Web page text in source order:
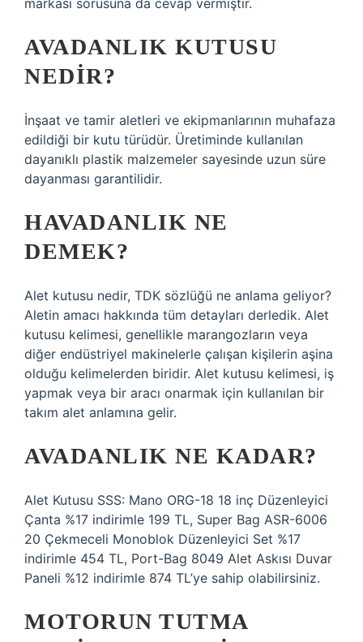
markası sorusuna da cevap vermiştir.
AVADANLIK KUTUSU
NEDIR?
İnşaat ve tamir aletleri ve ekipmanlarının muhafaza
edildiği bir kutu türüdür. Üretiminde kullanılan
dayanıklı plastik malzemeler sayesinde uzun süre
dayanması garantilidir.
HAVADANLIK NE
DEMEK?
Alet kutusu nedir, TDK sözlüğü ne anlama geliyor?
Aletin amacı hakkında tüm detayları derledik. Alet
kutusu kelimesi, genellikle marangozların veya
diğer endüstriyel makinelerle çalışan kişilerin aşina
olduğu kelimelerden biridir. Alet kutusu kelimesi, iş
yapmak veya bir aracı onarmak için kullanılan bir
takım alet anlamına gelir.
AVADANLIK NE KADAR?
Alet Kutusu SSS: Mano ORG-18 18 inç Düzenleyici
Çanta %17 indirimle 199 TL, Super Bag ASR-6006
20 Çekmeceli Monoblok Düzenleyici Set %17
indirimle 454 TL, Port-Bag 8049 Alet Askısı Duvar
Paneli %12 indirimle 874 TL’ye sahip olabilirsiniz.
MOTORUN TUTMA